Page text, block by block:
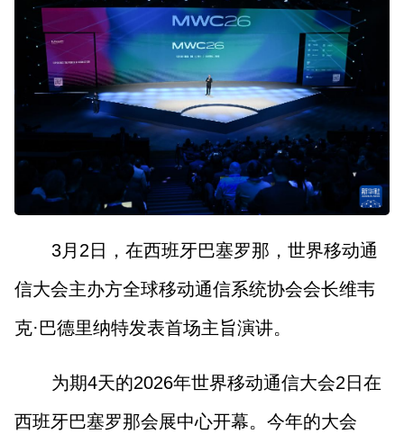
数字报刊
山西日报 山西晚报 山西经济日报 山西农民报
山西市场导报 山西法治报
地方频道
晋中 阳泉 长治 晋城
临汾 运城
3月2日，在西班牙巴塞罗那，世界移动通
信大会主办方全球移动通信系统协会会长维韦
克·巴德里纳特发表首场主旨演讲。
为期4天的2026年世界移动通信大会2日在
西班牙巴塞罗那会展中心开幕。今年的大会